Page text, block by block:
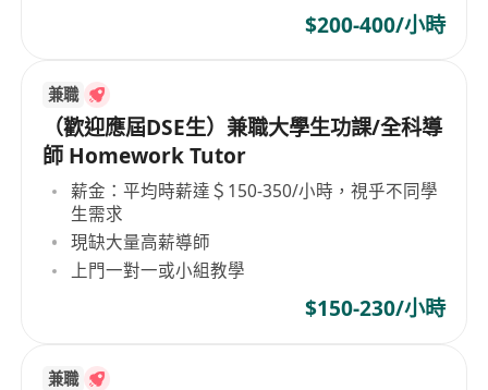
$200-400/小時
兼職
（歡迎應屆DSE生）兼職大學生功課/全科導
師 Homework Tutor
薪金：平均時薪達＄150-350/小時，視乎不同學
生需求
現缺大量高薪導師
上門一對一或小組教學
$150-230/小時
兼職